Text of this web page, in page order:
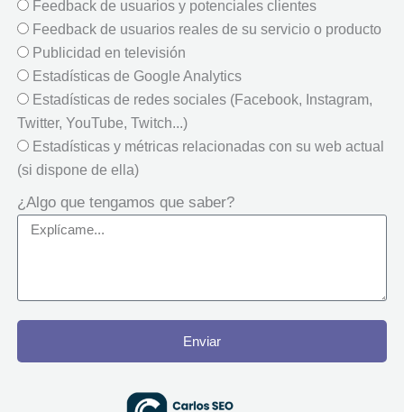
Feedback de usuarios y potenciales clientes
Feedback de usuarios reales de su servicio o producto
Publicidad en televisión
Estadísticas de Google Analytics
Estadísticas de redes sociales (Facebook, Instagram,
Twitter, YouTube, Twitch...)
Estadísticas y métricas relacionadas con su web actual
(si dispone de ella)
¿Algo que tengamos que saber?
Enviar